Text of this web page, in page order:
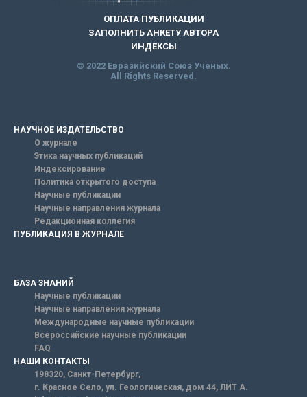
ОПЛАТА ПУБЛИКАЦИИ
ЗАПОЛНИТЬ АНКЕТУ АВТОРА
ИНДЕКСЫ
© 2022 Евразийский Союз Ученых.
All Rights Reserved.
НАУЧНОЕ ИЗДАТЕЛЬСТВО
О журнале
Этика научных публикаций
Индексирование
Политика открытого доступа
Научные публикации
Научные направления журнала
Редакционная коллегия
ПУБЛИКАЦИЯ В ЖУРНАЛЕ
БАЗА ЗНАНИЙ
Научные публикации
Научные направления журнала
Международные научные публикации
Всероссийские научные публикации
FAQ
НАШИ КОНТАКТЫ
198320, Санкт-Петербург,
г. Красное Село, ул. Геологическая, дом 44, ЛИТ А.